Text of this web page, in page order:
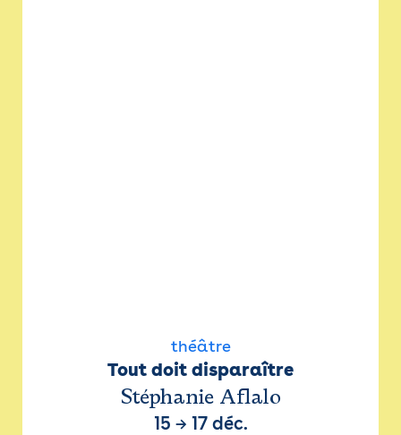
théâtre
Tout doit disparaître
Stéphanie Aflalo
15 → 17 déc.